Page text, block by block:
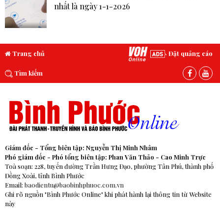
nhất là ngày 1-1-2026
Trang chủ Đặt quảng cáo
Tìm kiếm
Giám đốc - Tổng biên tập: Nguyễn Thị Minh Nhâm
Phó giám đốc - Phó tổng biên tập: Phan Văn Thảo - Cao Minh Trực
Toà soạn: 228, tuyến đường Trần Hưng Đạo, phường Tân Phú, thành phố
Đồng Xoài, tỉnh Bình Phước
Email: baodientu@baobinhphuoc.com.vn
Ghi rõ nguồn "Bình Phước Online" khi phát hành lại thông tin từ Website
này